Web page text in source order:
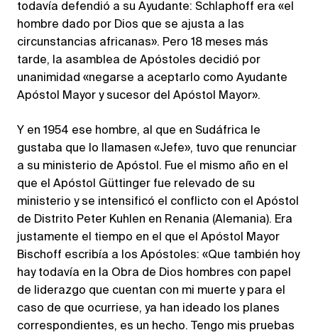
todavía defendió a su Ayudante: Schlaphoff era «el
hombre dado por Dios que se ajusta a las
circunstancias africanas». Pero 18 meses más
tarde, la asamblea de Apóstoles decidió por
unanimidad «negarse a aceptarlo como Ayudante
Apóstol Mayor y sucesor del Apóstol Mayor».
Y en 1954 ese hombre, al que en Sudáfrica le
gustaba que lo llamasen «Jefe», tuvo que renunciar
a su ministerio de Apóstol. Fue el mismo año en el
que el Apóstol Güttinger fue relevado de su
ministerio y se intensificó el conflicto con el Apóstol
de Distrito Peter Kuhlen en Renania (Alemania). Era
justamente el tiempo en el que el Apóstol Mayor
Bischoff escribía a los Apóstoles: «Que también hoy
hay todavía en la Obra de Dios hombres con papel
de liderazgo que cuentan con mi muerte y para el
caso de que ocurriese, ya han ideado los planes
correspondientes, es un hecho. Tengo mis pruebas